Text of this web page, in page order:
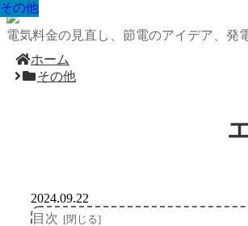
電気料金の見直し、節電のアイデア、発
ホーム
その他
その他
2024.09.22
目次
その他
その他
その他
その他
その他
その他
その他
その他